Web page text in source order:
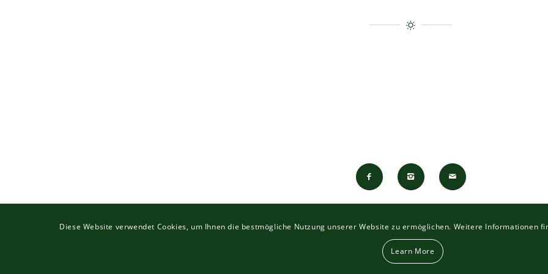
Kontakt Impressum
© 2024 TECH Schmiede Entwicklung • Websites • Online Shops
Diese Website verwendet Cookies, um Ihnen die bestmögliche Nutzung unserer Website zu ermöglichen. Weitere Informationen
Learn More